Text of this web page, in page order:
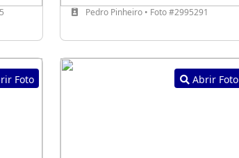
Pedro Pinheiro • Foto #2995291
Foto Abrir Foto